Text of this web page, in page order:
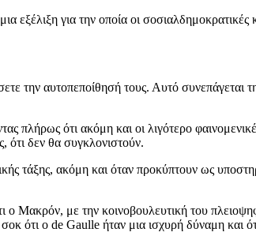
για την οποία οι σοσιαλδημοκρατικές
την αυτοπεποίθησή τους. Αυτό συνεπάγεται
πλήρως ότι ακόμη και οι λιγότερο
ότι δεν θα συγκλονιστούν.
τάξης, ακόμη και όταν προκύπτουν ως
με την κοινοβουλευτική του
ότι ο de Gaulle ήταν μια ισχυρή δύναμη και